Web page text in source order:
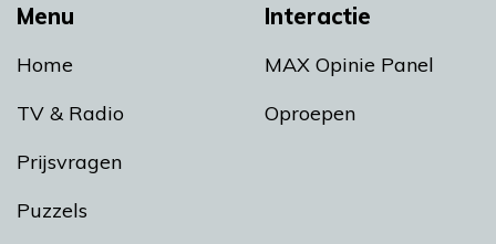
Menu
Home
TV & Radio
Prijsvragen
Puzzels
Interactie
MAX Opinie Panel
Oproepen